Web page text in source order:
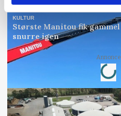
KULTUR
Største Manitou fik
snurre igen
Annonce
Loading...